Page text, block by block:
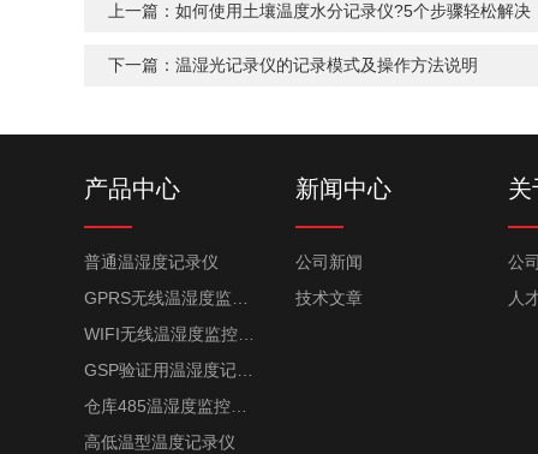
上一篇： 如何使用土壤温度水分记录仪?5个步骤轻松解决
下一篇： 温湿光记录仪的记录模式及操作方法说明
产品中心
普通温湿度记录仪
高低温型温度记录仪
新闻中心
公司新闻
技术文章
关
公
人